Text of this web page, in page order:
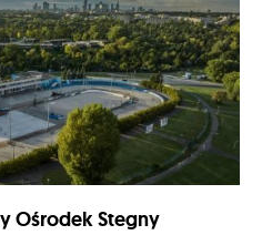
Ośrodek Stegny